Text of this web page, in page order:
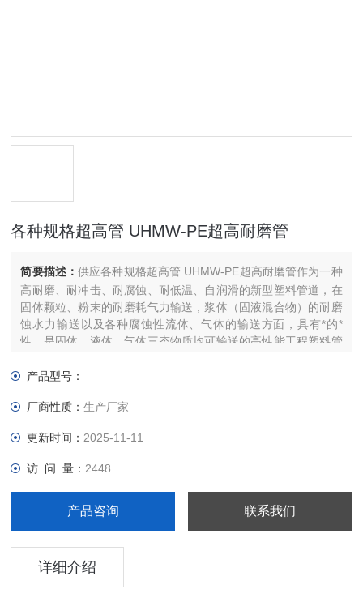
各种规格超高管 UHMW-PE超高耐磨管
简要描述：供应各种规格超高管 UHMW-PE超高耐磨管作为一种
高耐磨、耐冲击、耐腐蚀、耐低温、自润滑的新型塑料管道，在
固体颗粒、粉末的耐磨耗气力输送，浆体（固液混合物）的耐磨
蚀水力输送以及各种腐蚀性流体、气体的输送方面，具有*的*
性，是固体、液体、气体三态物质均可输送的高性能工程塑料管
产品型号：
厂商性质：生产厂家
更新时间： 2025-11-11
访 问 量： 2448
产品咨询 联系我们
详细介绍